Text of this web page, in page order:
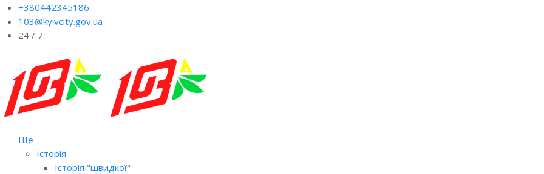
+380442345186
103@kyivcity.gov.ua
24 / 7
Ще
Історія
Історія "швидкої"